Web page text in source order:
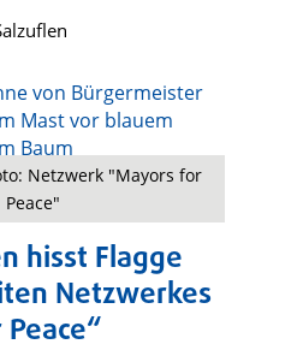
Netzwerk "Mayors for
Peace"
hisst Flagge
Netzwerkes